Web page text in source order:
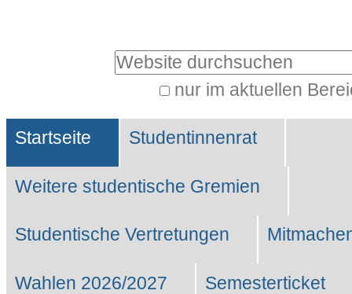
Website durchsuchen
nur im aktuellen
Suche…
Sektionen
Startseite Studentinnenrat
Weitere studentische Gremien
Studentische Vertretungen
Wahlen 2026/2027 Semesterticket